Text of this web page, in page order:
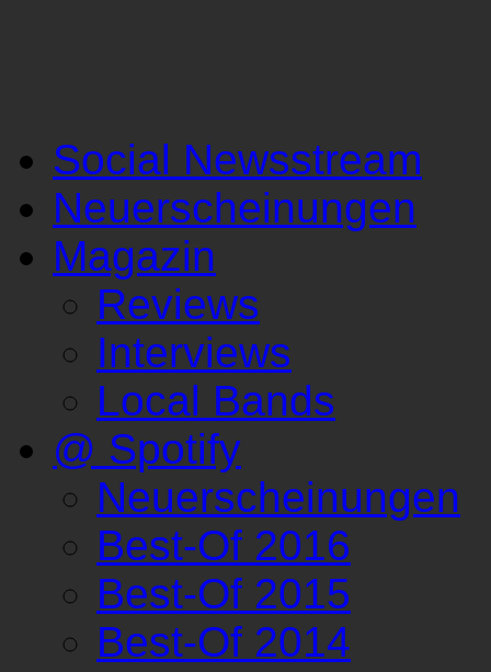
Social Newsstream
Neuerscheinungen
Magazin
Reviews
Interviews
Local Bands
@ Spotify
Neuerscheinungen
Best-Of 2016
Best-Of 2015
Best-Of 2014